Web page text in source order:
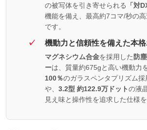
の被写体を引き寄せられる
「対
機能を備え、最高約7コマ/秒の
です。
機動力と信頼性を備えた本
マグネシウム合金を採用した 防
ーは、質量約675gと高い機動力
100％のガラスペンタプリズム
や、 3.2型 約122.9万ドットの液
見え味と操作性を追求した仕様